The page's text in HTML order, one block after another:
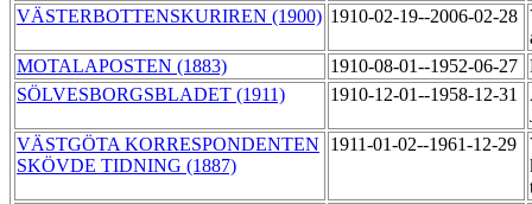
VÄSTERBOTTENSKURIREN (1900) 1910-02-19--2006-02-28
MOTALAPOSTEN (1883)
1910-08-01--1952-06-27
SÖLVESBORGSBLADET (1911)
1910-12-01--1958-12-31
VÄSTGÖTA KORRESPONDENTEN
SKÖVDE TIDNING (1887)
1911-01-02--1961-12-29